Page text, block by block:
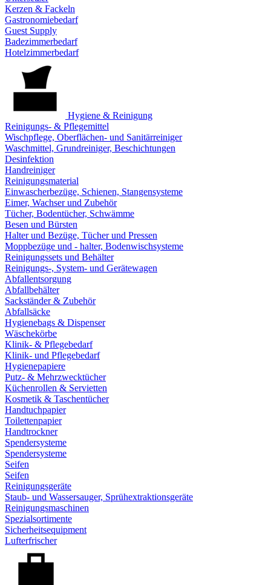
Kerzen & Fackeln
Gastronomiebedarf
Guest Supply
Badezimmerbedarf
Hotelzimmerbedarf
Hygiene & Reinigung
Reinigungs- & Pflegemittel
Wischpflege, Oberflächen- und Sanitärreiniger
Waschmittel, Grundreiniger, Beschichtungen
Desinfektion
Handreiniger
Reinigungsmaterial
Einwascherbezüge, Schienen, Stangensysteme
Eimer, Wachser und Zubehör
Tücher, Bodentücher, Schwämme
Besen und Bürsten
Halter und Bezüge, Tücher und Pressen
Moppbezüge und - halter, Bodenwischsysteme
Reinigungssets und Behälter
Reinigungs-, System- und Gerätewagen
Abfallentsorgung
Abfallbehälter
Sackständer & Zubehör
Abfallsäcke
Hygienebags & Dispenser
Wäschekörbe
Klinik- & Pflegebedarf
Klinik- und Pflegebedarf
Hygienepapiere
Putz- & Mehrzwecktücher
Küchenrollen & Servietten
Kosmetik & Taschentücher
Handtuchpapier
Toilettenpapier
Handtrockner
Spendersysteme
Spendersysteme
Seifen
Seifen
Reinigungsgeräte
Staub- und Wassersauger, Sprühextraktionsgeräte
Reinigungsmaschinen
Spezialsortimente
Sicherheitsequipment
Lufterfrischer